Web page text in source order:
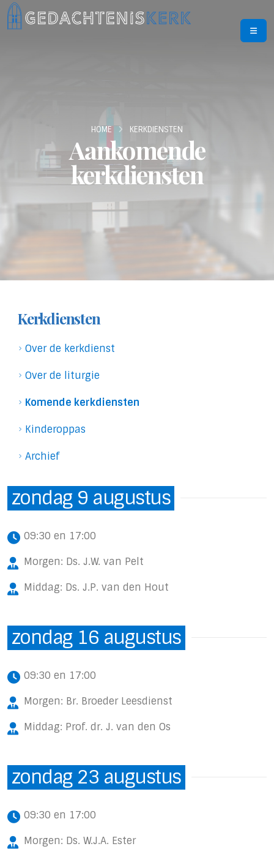
Aankomende
kerkdiensten
HOME KERKDIENSTEN
Kerkdiensten
Over de kerkdienst
Over de liturgie
Komende kerkdiensten
Kinderoppas
Archief
zondag 9 augustus
09:30 en 17:00
Morgen: Ds. J.W. van Pelt
Middag: Ds. J.P. van den Hout
zondag 16 augustus
09:30 en 17:00
Morgen: Br. Broeder Leesdienst
Middag: Prof. dr. J. van den Os
zondag 23 augustus
09:30 en 17:00
Morgen: Ds. W.J.A. Ester